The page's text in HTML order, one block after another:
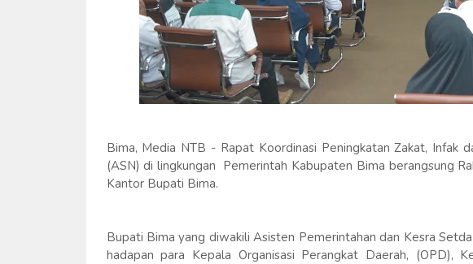
Bima, Media NTB - Rapat Koordinasi Peningkatan Zakat, Infak
(ASN) di lingkungan Pemerintah Kabupaten Bima berangsung
Kantor Bupati Bima.
Bupati Bima yang diwakili Asisten Pemerintahan dan Kesra
hadapan para Kepala Organisasi Perangkat Daerah, (OPD),